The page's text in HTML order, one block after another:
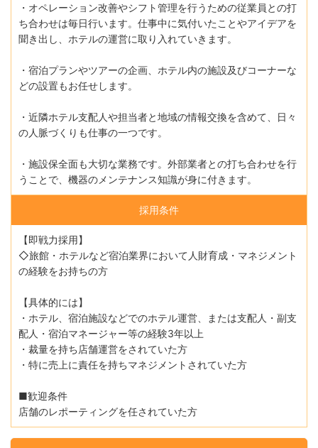
・オペレーション改善やシフト管理を行うための従業員との打
ち合わせは毎日行います。仕事中に気付いたことやアイデアを
聞き出し、ホテルの運営に取り入れていきます。
・宿泊プランやツアーの企画、ホテル内の施設及びコーナーな
どの設置もお任せします。
・近隣ホテル支配人や担当者と地域の情報交換を含めて、日々
の人脈づくりも仕事の一つです。
・施設保全面も大切な業務です。外部業者との打ち合わせを行
うことで、機器のメンテナンス知識が身に付きます。
採用条件
【即戦力採用】
◇旅館・ホテルなど宿泊業界において人財育成・マネジメント
の経験をお持ちの方
【具体的には】
・ホテル、宿泊施設などでのホテル運営、または支配人・副支
配人・宿泊マネージャー等の経験3年以上
・裁量を持ち店舗運営をされていた方
・特に売上に責任を持ちマネジメントされていた方
■歓迎条件
店舗のレポーティングを任されていた方